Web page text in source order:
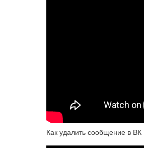
Как удалить сообщение в